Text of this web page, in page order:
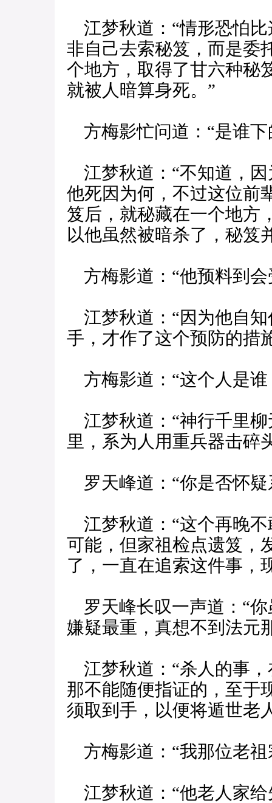
江梦秋道：“情形恐怕
非自己去索秘笈，而是委
个地方，取得了甘六种秘
就被人暗算身死。”
方梅影忙问道：“是谁下
江梦秋道：“不知道，
他死因为何，不过这位前
笈后，就秘藏在一个地方
以他虽然被暗杀了，秘笈
方梅影道：“他预料到会
江梦秋道：“因为他自
手，才作了这个预防的措
方梅影道：“这个人是谁
江梦秋道：“神行千里
里，系为人用重兵器击碎
罗天峰道：“你是否怀疑
江梦秋道：“这个再晚
可能，但家祖检点遗笈，
了，一直在追索这件事，
罗天峰长叹一声道：“
嫌疑最重，真想不到法元
江梦秋道：“杀人的事
那不能随便指证的，至于
须取到手，以便将遁世老
方梅影道：“我那位老祖
江梦秋道：“他老人家